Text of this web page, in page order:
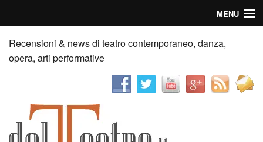
MENU
Home
Recensioni
News
Recensioni & news di teatro contemporaneo, danza,
opera, arti performative